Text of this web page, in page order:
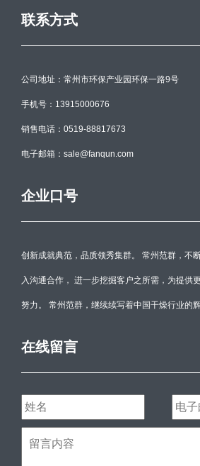
联系方式
公司地址：常州市环保产业园环保一路9号
手机号：13915000676
销售电话：0519-88817673
电子邮箱：sale@fanqun.com
企业口号
创新成就典范，品质领秀集群。 常州范群，不
入沟通合作， 进一步挖掘客户之所需，为提供
努力。 常州范群，继续续写着中国干燥行业的辉
在线留言